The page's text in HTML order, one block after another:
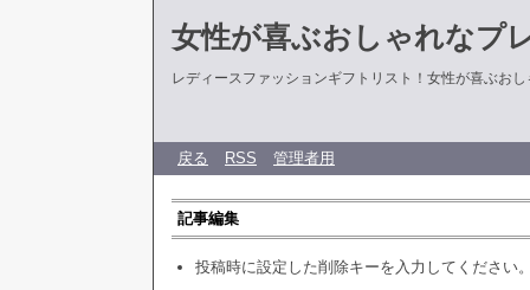
女性が喜ぶおしゃれなプ
レディースファッションギフトリスト！女性が喜ぶお
戻る RSS 管理者用
記事編集
投稿時に設定した削除キーを入力してください